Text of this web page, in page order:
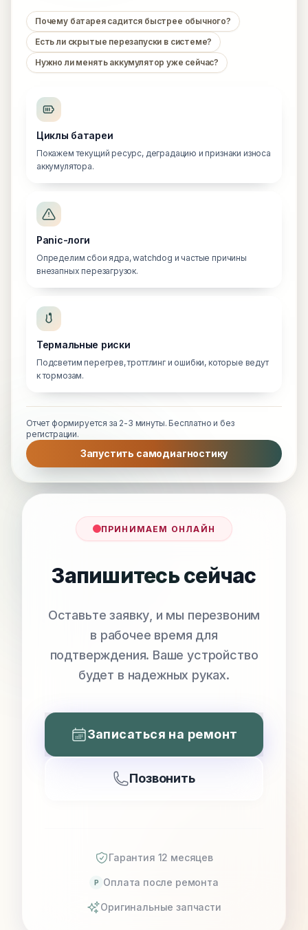
Почему батарея садится быстрее обычного?
Есть ли скрытые перезапуски в системе?
Нужно ли менять аккумулятор уже сейчас?
Циклы батареи
Покажем текущий ресурс, деградацию и признаки износа
аккумулятора.
Panic-логи
Определим сбои ядра, watchdog и частые причины
внезапных перезагрузок.
Термальные риски
Подсветим перегрев, троттлинг и ошибки, которые ведут
к тормозам.
Отчет формируется за 2-3 минуты. Бесплатно и без
регистрации.
Запустить самодиагностику
ПРИНИМАЕМ ОНЛАЙН
Запишитесь сейчас
Оставьте заявку, и мы перезвоним
в рабочее время для
подтверждения. Ваше устройство
будет в надежных руках.
Записаться на ремонт
Позвонить
Гарантия 12 месяцев
P Оплата после ремонта
Оригинальные запчасти